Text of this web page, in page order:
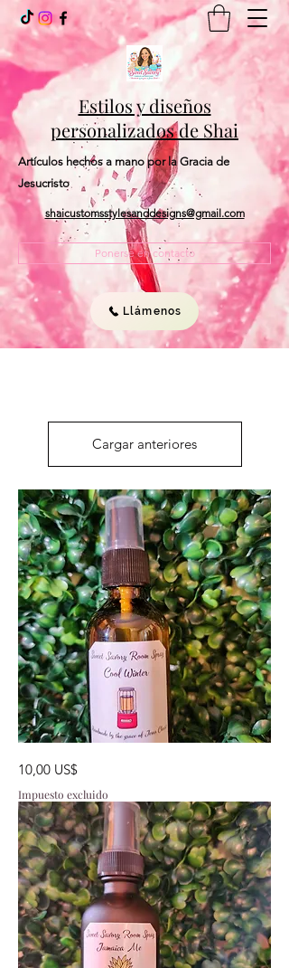
Estilos y diseños
personalizados de Shai
Artículos hechos a mano por la Gracia de
Jesucristo
shaicustomsstylesanddesigns@gmail.com
Ponerse en contacto
Llámenos
Cargar anteriores
Winter
Precio
10,00 US$
Impuesto excluido